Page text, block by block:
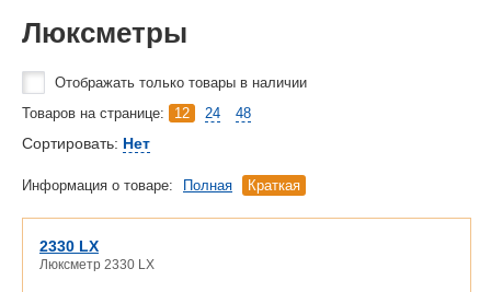
Люксметры
Отображать только товары в наличии
Товаров на странице:
12 24 48
Сортировать: Нет
Информация о товаре: Полная Краткая
2330 LX
Люксметр 2330 LX